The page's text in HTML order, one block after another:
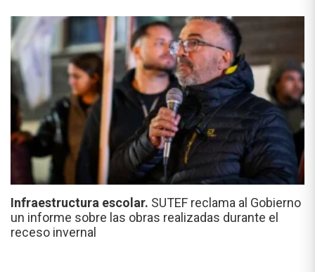
Infraestructura escolar. SUTEF reclama al Gobierno
un informe sobre las obras realizadas durante el
receso invernal